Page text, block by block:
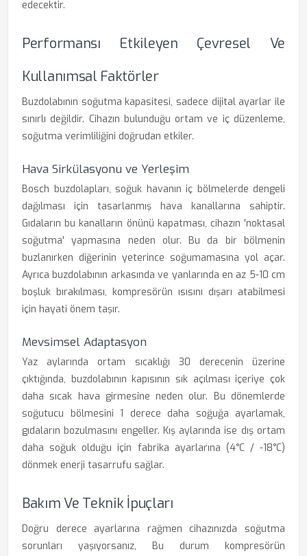
edecektir.
Performansı Etkileyen Çevresel Ve
Kullanımsal Faktörler
Buzdolabının soğutma kapasitesi, sadece dijital ayarlar ile
sınırlı değildir. Cihazın bulunduğu ortam ve iç düzenleme,
soğutma verimliliğini doğrudan etkiler.
Hava Sirkülasyonu ve Yerleşim
Bosch buzdolapları, soğuk havanın iç bölmelerde dengeli
dağılması için tasarlanmış hava kanallarına sahiptir.
Gıdaların bu kanalların önünü kapatması, cihazın 'noktasal
soğutma' yapmasına neden olur. Bu da bir bölmenin
buzlanırken diğerinin yeterince soğumamasına yol açar.
Ayrıca buzdolabının arkasında ve yanlarında en az 5-10 cm
boşluk bırakılması, kompresörün ısısını dışarı atabilmesi
için hayati önem taşır.
Mevsimsel Adaptasyon
Yaz aylarında ortam sıcaklığı 30 derecenin üzerine
çıktığında, buzdolabının kapısının sık açılması içeriye çok
daha sıcak hava girmesine neden olur. Bu dönemlerde
soğutucu bölmesini 1 derece daha soğuğa ayarlamak,
gıdaların bozulmasını engeller. Kış aylarında ise dış ortam
daha soğuk olduğu için fabrika ayarlarına (4°C / -18°C)
dönmek enerji tasarrufu sağlar.
Bakım Ve Teknik İpuçları
Doğru derece ayarlarına rağmen cihazınızda soğutma
sorunları yaşıyorsanız, Bu durum kompresörün